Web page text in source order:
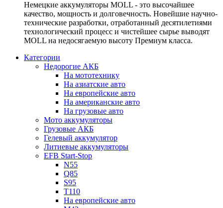
Немецкие аккумуляторы MOLL - это высочайшее
качество, мощность и долговечность. Новейшие научно-
технические разработки, отработанный десятилетиями
технологический процесс и чистейшее сырье выводят
MOLL на недосягаемую высоту Премиум класса.
Категории
Недорогие АКБ
На мототехнику
На азиатские авто
На европейские авто
На американские авто
На грузовые авто
Мото аккумуляторы
Грузовые АКБ
Гелевый аккумулятор
Литиевые аккумуляторы
EFB Start-Stop
N55
Q85
S95
T110
На европейские авто